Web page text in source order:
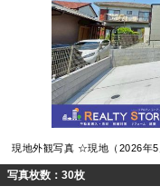
現地外観写真 ☆現地（2026年
写真枚数：30枚